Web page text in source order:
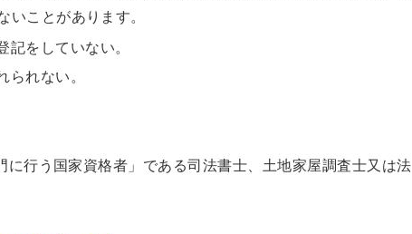
いことがあります。
記をしていない。
られない。
行う国家資格者」である司法書士、土地家屋調査士又は法